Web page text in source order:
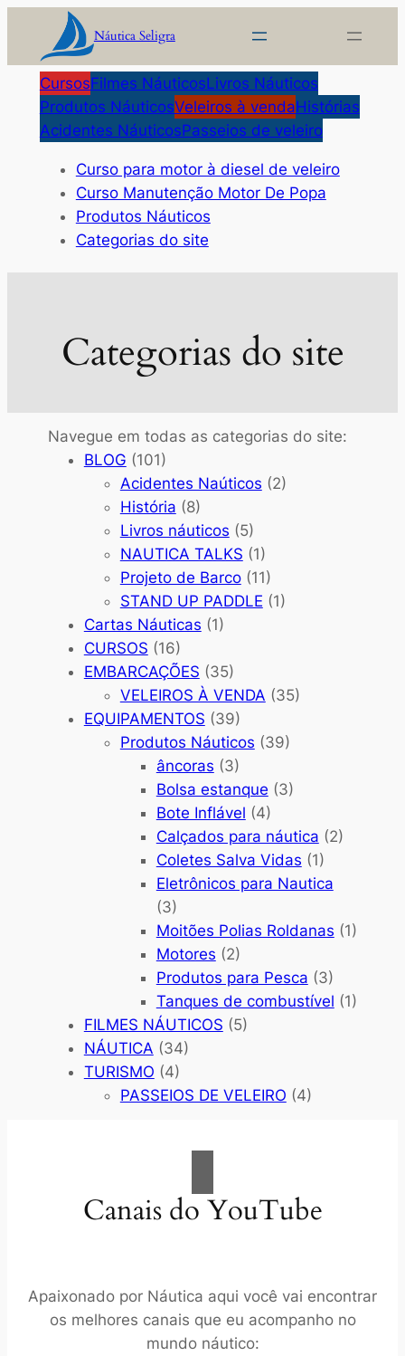
o
conteúdo
Náutica Seligra
CursosFilmes NáuticosLivros Náuticos
Produtos NáuticosVeleiros à vendaHistórias
Acidentes NáuticosPasseios de veleiro
Curso para motor à diesel de veleiro
Curso Manutenção Motor De Popa
Produtos Náuticos
Categorias do site
Categorias do site
Navegue em todas as categorias do site:
BLOG (101)
Acidentes Naúticos (2)
História (8)
Livros náuticos (5)
NAUTICA TALKS (1)
Projeto de Barco(11)
STAND UP PADDLE (1)
Cartas Náuticas (1)
CURSOS (16)
EMBARCAÇÕES (35)
VELEIROS À VENDA (35)
EQUIPAMENTOS (39)
Produtos Náuticos (39)
âncoras (3)
Bolsa estanque (3)
Bote Inflável (4)
Calçados para náutica (2)
Coletes Salva Vidas (1)
Eletrônicos para Nautica
(3)
Moitões Polias Roldanas (1)
Motores (2)
Produtos para Pesca (3)
Tanques de combustível (1)
FILMES NÁUTICOS (5)
NÁUTICA (34)
TURISMO (4)
PASSEIOS DE VELEIRO (4)
Canais do YouTube
Apaixonado por Náutica aqui você vai encontrar
os melhores canais que eu acompanho no
mundo náutico: